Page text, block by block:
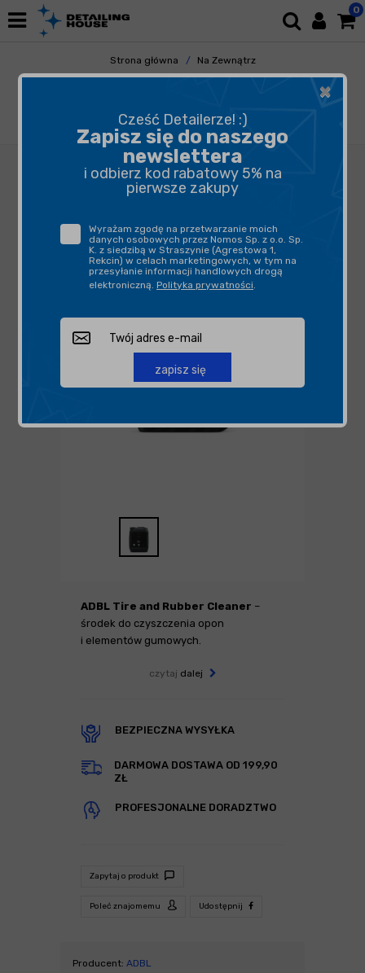
0
Strona główna
Na Zewnątrz
Elementy Gumowe i Plastikowe
ADBL Tire and Rubber Cleaner 5L - produkt
do czyszczenia opon i elementów gumowych
ADBL Tire and Rubber Cleaner –
środek do czyszczenia opon
i elementów gumowych.
czytaj dalej
BEZPIECZNA WYSYŁKA
DARMOWA DOSTAWA OD 199,90
ZŁ
PROFESJONALNE DORADZTWO
Zapytaj o produkt
Poleć znajomemu Udostępnij
Producent: ADBL
×
Cześć Detailerze! :)
Zapisz się do naszego
newslettera
i odbierz kod rabatowy 5% na
pierwsze zakupy
Wyrażam zgodę na przetwarzanie moich
danych osobowych przez Nomos Sp. z o.o. Sp.
K. z siedzibą w Straszynie (Agrestowa 1,
Rekcin) w celach marketingowych, w tym na
przesyłanie informacji handlowych drogą
elektroniczną. Polityka prywatności.
zapisz się